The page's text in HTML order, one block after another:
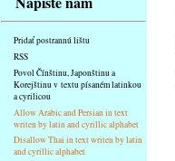
Hlavní
strana
Pridať postrannú lištu
RSS
Povol Čínštinu, Japonštinu a
Korejštinu v textu písaném latinkou
a cyrilicou
Allow Arabic and Persian in text
writen by latin and cyrillic alphabet
Disallow Thai in text writen by latin
and cyrillic alphabet